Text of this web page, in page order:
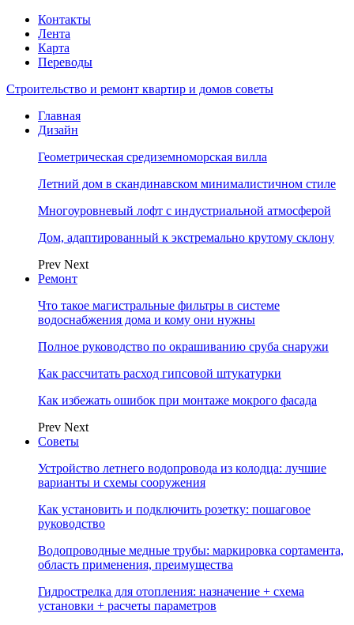
Контакты
Лента
Карта
Переводы
Строительство и ремонт квартир и домов советы
Главная
Дизайн
Геометрическая средиземноморская вилла
Летний дом в скандинавском минималистичном стиле
Многоуровневый лофт с индустриальной атмосферой
Дом, адаптированный к экстремально крутому склону
Prev Next
Ремонт
Что такое магистральные фильтры в системе
водоснабжения дома и кому они нужны
Полное руководство по окрашиванию сруба снаружи
Как рассчитать расход гипсовой штукатурки
Как избежать ошибок при монтаже мокрого фасада
Prev Next
Советы
Устройство летнего водопровода из колодца: лучшие
варианты и схемы сооружения
Как установить и подключить розетку: пошаговое
руководство
Водопроводные медные трубы: маркировка сортамента,
область применения, преимущества
Гидрострелка для отопления: назначение + схема
установки + расчеты параметров